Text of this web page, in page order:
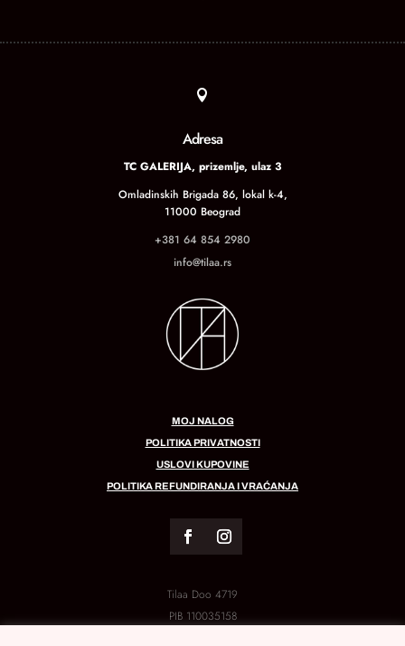

Adresa
TC GALERIJA, prizemlje, ulaz 3
Omladinskih Brigada 86, lokal k-4,
11000 Beograd
+381 64 854 2980
info@tilaa.rs
MOJ NALOG
POLITIKA PRIVATNOSTI
USLOVI KUPOVINE
POLITIKA REFUNDIRANJA I VRAĆANJA
Tilaa Doo 4719
PIB 110035158